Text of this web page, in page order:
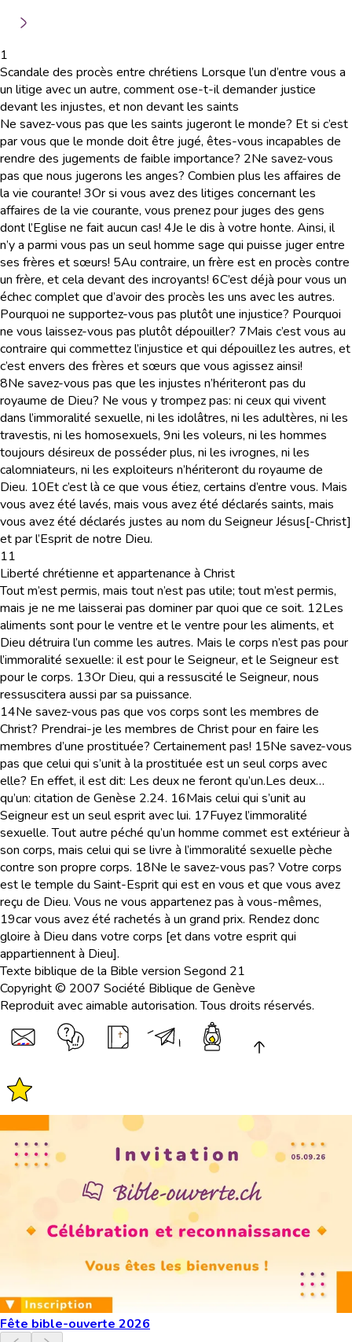
1
Scandale des procès entre chrétiens Lorsque l’un d’entre vous a
un litige avec un autre, comment ose-t-il demander justice
devant les injustes, et non devant les saints
Ne savez-vous pas que les saints jugeront le monde? Et si c’est
par vous que le monde doit être jugé, êtes-vous incapables de
rendre des jugements de faible importance? 2Ne savez-vous
pas que nous jugerons les anges? Combien plus les affaires de
la vie courante! 3Or si vous avez des litiges concernant les
affaires de la vie courante, vous prenez pour juges des gens
dont l’Eglise ne fait aucun cas! 4Je le dis à votre honte. Ainsi, il
n’y a parmi vous pas un seul homme sage qui puisse juger entre
ses frères et sœurs! 5Au contraire, un frère est en procès contre
un frère, et cela devant des incroyants! 6C’est déjà pour vous un
échec complet que d’avoir des procès les uns avec les autres.
Pourquoi ne supportez-vous pas plutôt une injustice? Pourquoi
ne vous laissez-vous pas plutôt dépouiller? 7Mais c’est vous au
contraire qui commettez l’injustice et qui dépouillez les autres, et
c’est envers des frères et sœurs que vous agissez ainsi!
8Ne savez-vous pas que les injustes n’hériteront pas du
royaume de Dieu? Ne vous y trompez pas: ni ceux qui vivent
dans l’immoralité sexuelle, ni les idolâtres, ni les adultères, ni les
travestis, ni les homosexuels, 9ni les voleurs, ni les hommes
toujours désireux de posséder plus, ni les ivrognes, ni les
calomniateurs, ni les exploiteurs n’hériteront du royaume de
Dieu. 10Et c’est là ce que vous étiez, certains d’entre vous. Mais
vous avez été lavés, mais vous avez été déclarés saints, mais
vous avez été déclarés justes au nom du Seigneur Jésus[-Christ]
et par l’Esprit de notre Dieu.
11
Liberté chrétienne et appartenance à Christ
Tout m’est permis, mais tout n’est pas utile; tout m’est permis,
mais je ne me laisserai pas dominer par quoi que ce soit. 12Les
aliments sont pour le ventre et le ventre pour les aliments, et
Dieu détruira l’un comme les autres. Mais le corps n’est pas pour
l’immoralité sexuelle: il est pour le Seigneur, et le Seigneur est
pour le corps. 13Or Dieu, qui a ressuscité le Seigneur, nous
ressuscitera aussi par sa puissance.
14Ne savez-vous pas que vos corps sont les membres de
Christ? Prendrai-je les membres de Christ pour en faire les
membres d’une prostituée? Certainement pas! 15Ne savez-vous
pas que celui qui s’unit à la prostituée est un seul corps avec
elle? En effet, il est dit: Les deux ne feront qu’un.Les deux…
qu’un: citation de Genèse 2.24. 16Mais celui qui s’unit au
Seigneur est un seul esprit avec lui. 17Fuyez l’immoralité
sexuelle. Tout autre péché qu’un homme commet est extérieur à
son corps, mais celui qui se livre à l’immoralité sexuelle pèche
contre son propre corps. 18Ne le savez-vous pas? Votre corps
est le temple du Saint-Esprit qui est en vous et que vous avez
reçu de Dieu. Vous ne vous appartenez pas à vous-mêmes,
19car vous avez été rachetés à un grand prix. Rendez donc
gloire à Dieu dans votre corps [et dans votre esprit qui
appartiennent à Dieu].
Texte biblique de la Bible version Segond 21
Copyright © 2007 Société Biblique de Genève
Reproduit avec aimable autorisation. Tous droits réservés.
Fête bible-ouverte 2026